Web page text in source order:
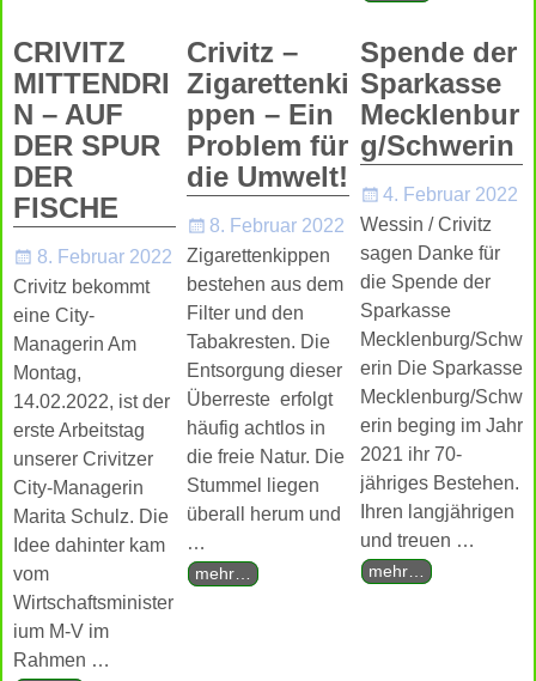
CRIVITZ
MITTENDRI
N – AUF
DER SPUR
DER
FISCHE
8. Februar 2022
Crivitz bekommt
eine City-
Managerin Am
Montag,
14.02.2022, ist der
erste Arbeitstag
unserer Crivitzer
City-Managerin
Marita Schulz. Die
Idee dahinter kam
vom
Wirtschaftsminister
ium M-V im
Rahmen …
Crivitz –
Zigarettenki
ppen – Ein
Problem für
die Umwelt!
8. Februar 2022
Zigarettenkippen
bestehen aus dem
Filter und den
Tabakresten. Die
Entsorgung dieser
Überreste erfolgt
häufig achtlos in
die freie Natur. Die
Stummel liegen
überall herum und
…
mehr…
Spende der
Sparkasse
Mecklenbur
g/Schwerin
4. Februar 2022
Wessin / Crivitz
sagen Danke für
die Spende der
Sparkasse
Mecklenburg/Schw
erin Die Sparkasse
Mecklenburg/Schw
erin beging im Jahr
2021 ihr 70-
jähriges Bestehen.
Ihren langjährigen
und treuen …
mehr…